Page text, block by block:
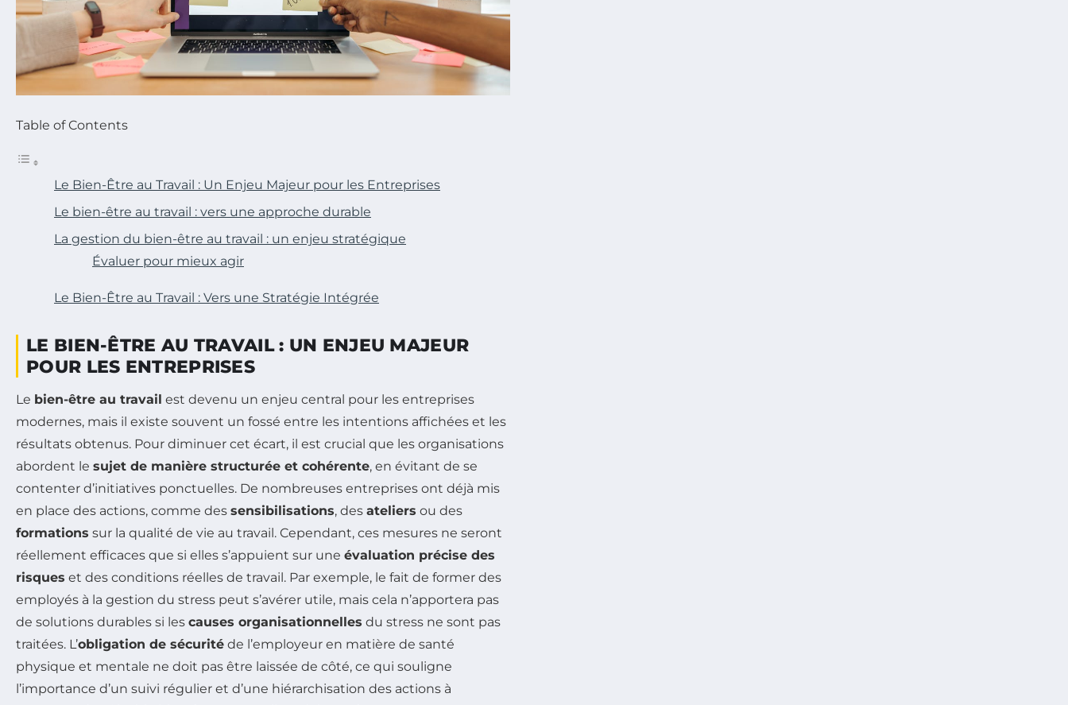
Table of Contents
Le Bien-Être au Travail : Un Enjeu Majeur pour les Entreprises
Le bien-être au travail : vers une approche durable
La gestion du bien-être au travail : un enjeu stratégique
Évaluer pour mieux agir
Le Bien-Être au Travail : Vers une Stratégie Intégrée
LE BIEN-ÊTRE AU TRAVAIL : UN ENJEU MAJEUR
POUR LES ENTREPRISES
Le bien-être au travail est devenu un enjeu central pour les entreprises
modernes, mais il existe souvent un fossé entre les intentions affichées et les
résultats obtenus. Pour diminuer cet écart, il est crucial que les organisations
abordent le sujet de manière structurée et cohérente, en évitant de se
contenter d’initiatives ponctuelles. De nombreuses entreprises ont déjà mis
en place des actions, comme des sensibilisations, des ateliers ou des
formations sur la qualité de vie au travail. Cependant, ces mesures ne seront
réellement efficaces que si elles s’appuient sur une évaluation précise des
risques et des conditions réelles de travail. Par exemple, le fait de former des
employés à la gestion du stress peut s’avérer utile, mais cela n’apportera pas
de solutions durables si les causes organisationnelles du stress ne sont pas
traitées. L’obligation de sécurité de l’employeur en matière de santé
physique et mentale ne doit pas être laissée de côté, ce qui souligne
l’importance d’un suivi régulier et d’une hiérarchisation des actions à